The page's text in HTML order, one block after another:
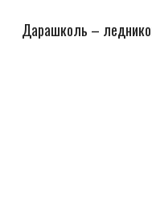
Дарашколь –